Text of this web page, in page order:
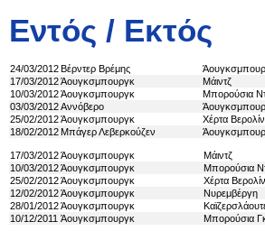
Εντός / Εκτός
24/03/2012Βέρντερ Βρέμης
17/03/2012Άουγκσμπουργκ Μάιντζ
10/03/2012Άουγκσμπουργκ Μπορούσια
03/03/2012Αννόβερο
25/02/2012Άουγκσμπουργκ Χέρτα
18/02/2012 Μπάγερ Λεβερκούζεν
17/03/2012Άουγκσμπουργκ Μάιντζ
10/03/2012Άουγκσμπουργκ Μπορούσια
25/02/2012Άουγκσμπουργκ Χέρτα
12/02/2012Άουγκσμπουργκ Νυρεμβέργη
28/01/2012Άουγκσμπουργκ
10/12/2011 Άουγκσμπουργκ Μπορούσια